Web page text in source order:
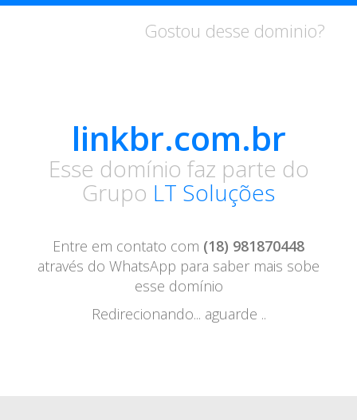
Gostou desse dominio?
linkbr.com.br
Esse domínio faz parte do
Grupo LT Soluções
Entre em contato com (18) 981870448
através do WhatsApp para saber mais sobe
esse domínio
Redirecionando... aguarde ..